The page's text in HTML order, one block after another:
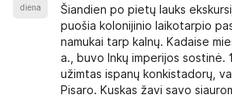
diena
Šiandien po pietų lauks
puošia kolonijinio laikotarpio
namukai tarp kalnų. Kadaise
a., buvo Inkų imperijos sostinė.
užimtas ispanų konkistadorų,
Pisaro. Kuskas žavi savo